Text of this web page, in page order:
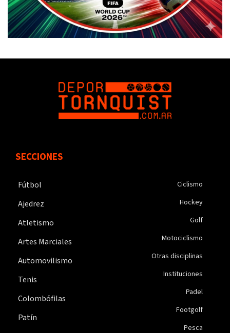
SECCIONES
Fútbol
Ajedrez
Atletismo
Artes Marciales
Automovilismo
Tenis
Colombófilas
Patín
Ciclismo
Hockey
Golf
Motociclismo
Otras disciplinas
Instituciones
Padel
Footgolf
Pesca